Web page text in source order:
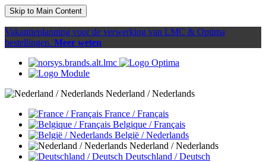
Skip to Main Content
Vakantieplanning voor de verwerking van LMC & Optima
bestellingen. Meer weten
Nederland / Nederlands
France / Français
Belgique / Français
België / Nederlands
Nederland / Nederlands
Deutschland / Deutsch